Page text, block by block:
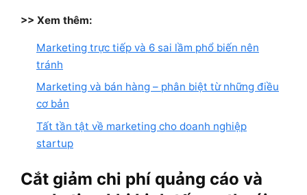
>> Xem thêm:
Marketing trực tiếp và 6 sai lầm phổ biến nên
tránh
Marketing và bán hàng – phân biệt từ những điều
cơ bản
Tất tần tật về marketing cho doanh nghiệp
startup
Cắt giảm chi phí quảng cáo và